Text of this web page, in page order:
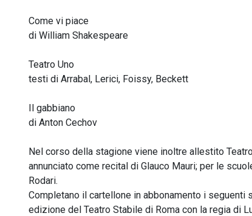
Come vi piace
di William Shakespeare
Teatro Uno
testi di Arrabal, Lerici, Foissy, Beckett
Il gabbiano
di Anton Cechov
Nel corso della stagione viene inoltre allestito
annunciato come recital di Glauco Mauri; per le
Rodari.
Completano il cartellone in abbonamento i
edizione del Teatro Stabile di Roma con la regia di